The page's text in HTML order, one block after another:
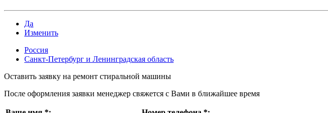
Да
Изменить
Россия
Санкт-Петербург и Ленинградская область
Оставить заявку на ремонт стиральной машины
После оформления заявки менеджер свяжется с Вами в ближайшее время